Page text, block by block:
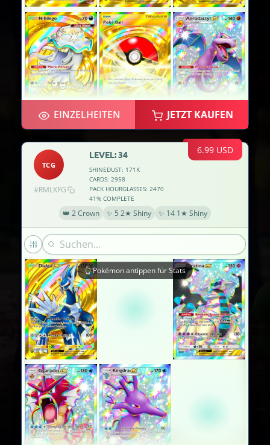
×2
EINZELHEITEN JETZT KAUFEN
6.99 USD
TCG
#RMLXFG
LEVEL: 34
SHINEDUST: 171K
CARDS: 2958
PACK HOURGLASSES: 2470
41% COMPLETE
👑 2 Crown ✨ 5 2★ Shiny ✨ 14 1★ Shiny
👆 Pokémon antippen für Stats